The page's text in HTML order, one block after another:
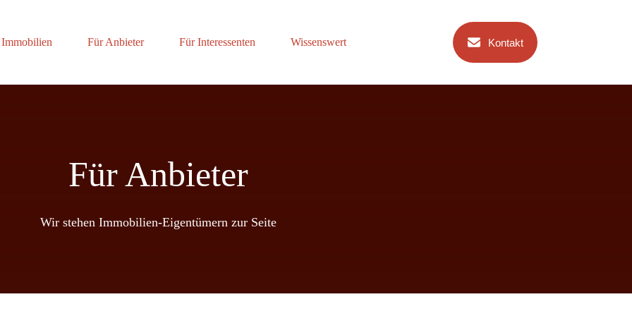
Immobilien Für Anbieter Für Interessenten Wissenswert Kontakt
Für Anbieter
Wir stehen Immobilien-Eigentümern zur Seite